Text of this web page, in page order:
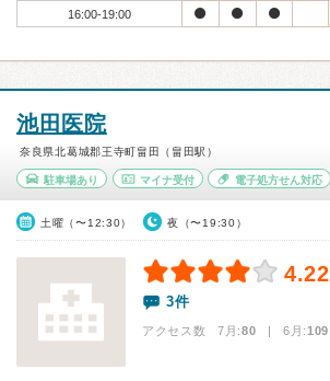
16:00-19:00
池田医院
奈良県北葛城郡王寺町畠田（畠田駅）
駐車場あり マイナ受付 電子処方せん対応
土曜（〜12:30） 夜（〜19:30）
4.22
3件
アクセス数 7月:80 | 6月:109